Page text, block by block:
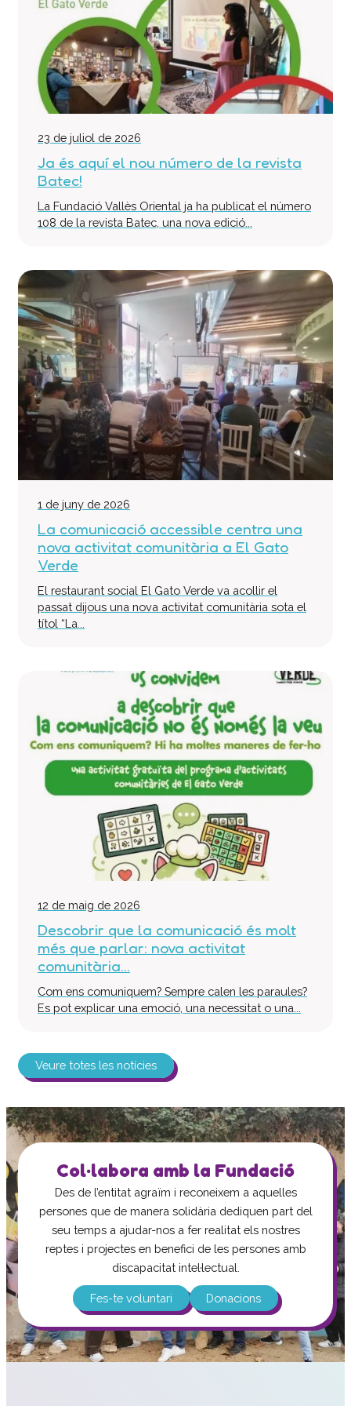
23 de juliol de 2026
Ja és aquí el nou número de la revista
Batec!
La Fundació Vallès Oriental ja ha publicat el número
108 de la revista Batec, una nova edició...
1 de juny de 2026
La comunicació accessible centra una
nova activitat comunitària a El Gato
Verde
El restaurant social El Gato Verde va acollir el
passat dijous una nova activitat comunitària sota el
títol “La...
12 de maig de 2026
Descobrir que la comunicació és molt
més que parlar: nova activitat
comunitària...
Com ens comuniquem? Sempre calen les paraules?
Es pot explicar una emoció, una necessitat o una...
Veure totes les notícies
Col·labora amb la Fundació
Des de l’entitat agraïm i reconeixem a aquelles
persones que de manera solidària dediquen part del
seu temps a ajudar-nos a fer realitat els nostres
reptes i projectes en benefici de les persones amb
discapacitat intel·lectual.
Fes-te voluntari Donacions